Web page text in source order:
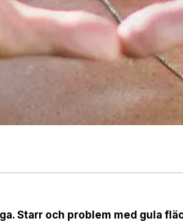
Starr och problem med gula